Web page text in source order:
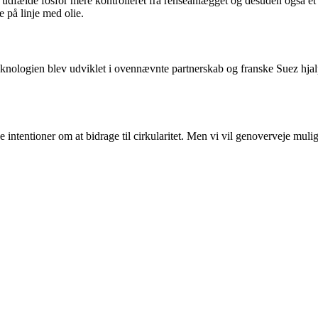
på linje med olie.
blev udviklet i ovennævnte partnerskab og franske Suez
om at bidrage til cirkularitet. Men vi vil genoverveje